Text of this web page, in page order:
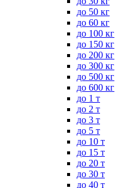
до 50 кг
до 60 кг
до 100 кг
до 150 кг
до 200 кг
до 300 кг
до 500 кг
до 600 кг
до 1 т
до 2 т
до 3 т
до 5 т
до 10 т
до 15 т
до 20 т
до 30 т
до 40 т